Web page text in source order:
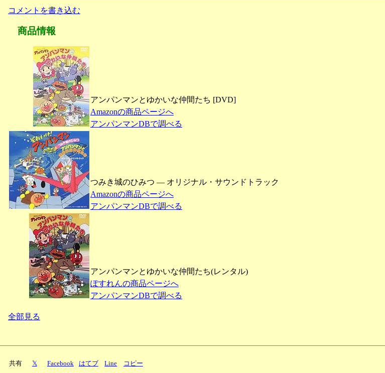
コメントを書き込む
商品情報
アンパンマンとゆかいな仲間たち [DVD]
Amazonの商品ページへ
アンパンマンDBで調べる
つみき城のひみつ ― オリジナル・サウンドトラック
Amazonの商品ページへ
アンパンマンDBで調べる
アンパンマンとゆかいな仲間たち(レンタル)
ぽすれんの商品ページへ
アンパンマンDBで調べる
全部見る
共有 𝕏 Facebook はてブ Line コピー